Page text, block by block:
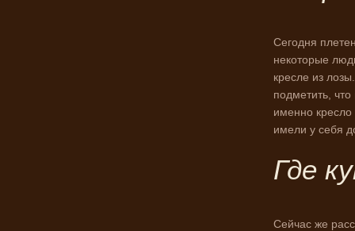
Сегодня
некоторые
кресле из
подметить,
именно
имели у себя
Где
Сейчас же